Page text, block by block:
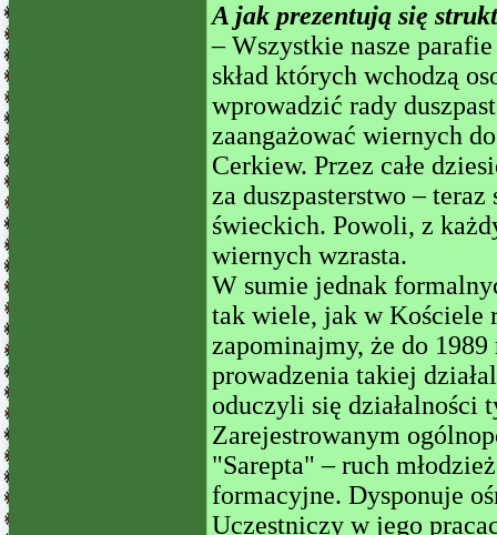
A jak prezentują się
– Wszystkie nasze
skład których wchodzą
wprowadzić rady
zaangażować wiernych
Cerkiew. Przez całe
za duszpasterstwo –
świeckich. Powoli, z
wiernych wzrasta.
W sumie jednak
tak wiele, jak w
zapominajmy, że do
prowadzenia takiej
oduczyli się działalności
Zarejestrowanym
"Sarepta" – ruch
formacyjne. Dysponuje
Uczestniczy w jego